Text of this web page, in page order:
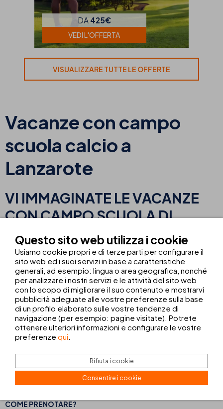
DA 425€
VEDI L'OFFERTA
VISUALIZZARE TUTTE LE OFFERTE
Vacanze con campo
scuola calcio a
Lanzarote
VI IMMAGINATE LE VACANZE
CON CAMPO SCUOLA DI
CALCIO INCLUSO PER I PIÙ
PICCOLI?
Ora è possibile! In THB hotels, durante le vostre vacanze, potrete
iscrivere i vostri figli a partecipare alcuni giorni alla scuola calcio
gestita da The Game Football Elite Academy di Londra.
Il miglior programma e complemento per la vostra vacanza
in famiglia? Vacanze e calcio.
(Puerto del Carmen) o
Island****(Playa Blanca).
COME PRENOTARE?
Questo sito web utilizza i cookie
Usiamo cookie propri e di terze parti per configurare il
sito web ed i suoi servizi in base a caratteristiche
generali, ad esempio: lingua o area geografica, nonché
per analizzare i nostri servizi e le attività del sito web
con lo scopo di migliorare il suo contenuto e mostrarvi
pubblicità adeguate alle vostre preferenze sulla base
di un profilo elaborato sulle vostre tendenze di
navigazione (per esempio: pagine visitate). Potrete
ottenere ulteriori informazioni e configurare le vostre
preferenze qui.
Rifiuta i cookie
Consentire i cookie